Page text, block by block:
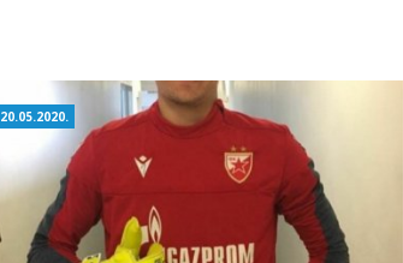
20.05.2020.